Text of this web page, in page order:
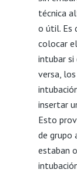
técnica
o útil. Es
colocar
intubar si
versa,
insertar
Esto
de grupo
estaban